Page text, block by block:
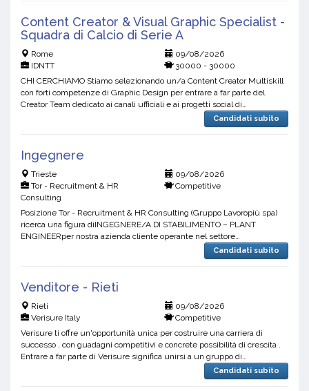
Content Creator & Visual Graphic Specialist -
Squadra di Calcio di Serie A
Rome
09/08/2026
IDNTT
30000 - 30000
CHI CERCHIAMO Stiamo selezionando un/a Content Creator Multiskill
con forti competenze di Graphic Design per entrare a far parte del
Creator Team dedicato ai canali ufficiali e ai progetti social di
un'importante squadra di Serie A.Cerchiamo una fi...Candidati subito
Ingegnere
Trieste
09/08/2026
Tor - Recruitment & HR
Consulting
Competitive
Posizione Tor - Recruitment & HR Consulting (Gruppo Lavoropiù spa)
ricerca una figura diINGEGNERE/A DI STABILIMENTO – PLANT
ENGINEERper nostra azienda cliente operante nel settore
food&beverage sita in zona Aquilinia (TS).Prima di candidarsi pe...
Candidati subito
Venditore - Rieti
Rieti
09/08/2026
Verisure Italy
Competitive
Verisure ti offre un'opportunità unica per costruire una carriera di
successo , con guadagni competitivi e concrete possibilità di crescita .
Entrare a far parte di Verisure significa unirsi a un gruppo di
Candidati subito